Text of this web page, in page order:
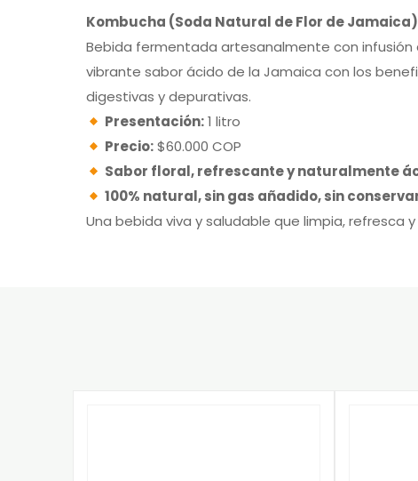
Kombucha (Soda Natural de Flor de Jamaica)
Bebida fermentada artesanalmente con infusión
vibrante sabor ácido de la Jamaica con los
digestivas y depurativas.
Presentación:1 litro
Precio:$60.000 COP
Sabor floral, refrescante y naturalmente
100% natural, sin gas añadido, sin
Una bebida viva y saludable que limpia, refresca